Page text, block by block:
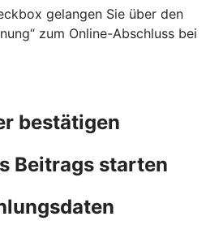
gelangen Sie über den
zum Online-Abschluss bei
bestätigen
Beitrags starten